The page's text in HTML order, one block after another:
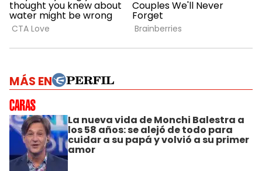
MÁS EN
La nueva vida de Monchi Balestra a
los 58 años: se alejó de todo para
cuidar a su papá y volvió a su primer
amor